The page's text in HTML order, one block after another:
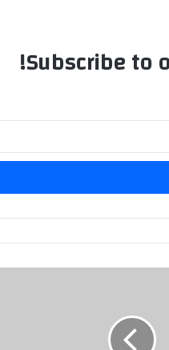
Subscribe to